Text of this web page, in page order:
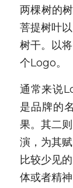
两棵树的
菩提树叶
树干。以
个Logo。
通常来说
是品牌的
果。其二
演，为其
比较少见
体或者精